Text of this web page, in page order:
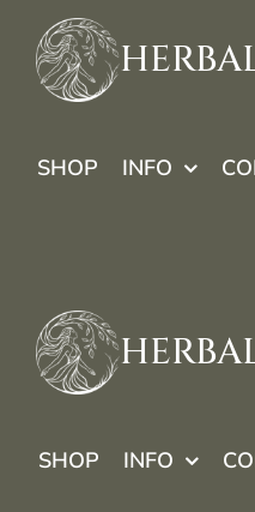
content
SHOP INFO
SHOP INFO